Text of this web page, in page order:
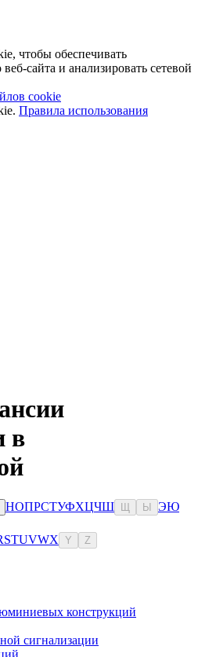
чтобы обеспечивать
сайта и анализировать сетевой
cookie
Правила использования
в
НОПРСТУФХЦЧШ Ы ЭЮ
STUVWX Y Z
конструкций
сигнализации